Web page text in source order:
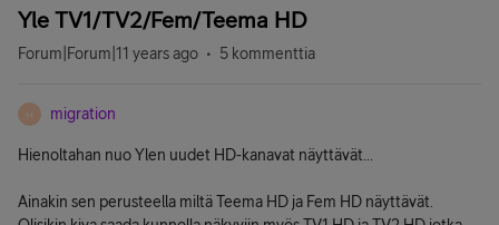
Yle TV1/TV2/Fem/Teema HD
Forum|Forum|11 years ago 5 kommenttia
M migration
Hienoltahan nuo Ylen uudet HD-kanavat näyttävät...
Ainakin sen perusteella miltä Teema HD ja Fem HD näyttävät.